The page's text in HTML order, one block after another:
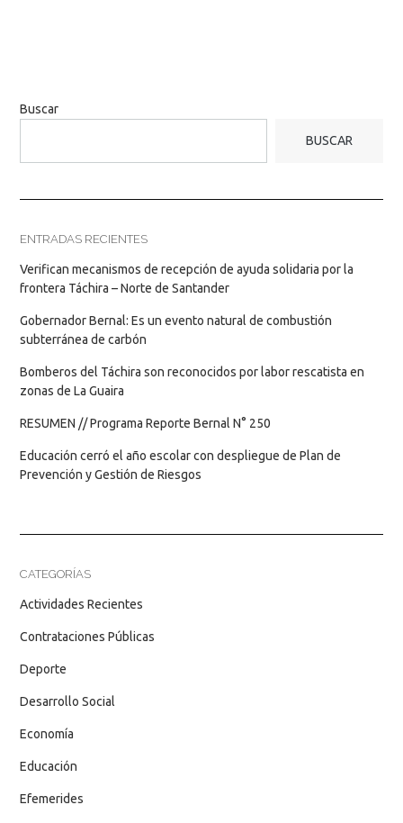
Buscar
BUSCAR
ENTRADAS RECIENTES
Verifican mecanismos de recepción de ayuda solidaria por la
frontera Táchira – Norte de Santander
Gobernador Bernal: Es un evento natural de combustión
subterránea de carbón
Bomberos del Táchira son reconocidos por labor rescatista en
zonas de La Guaira
RESUMEN // Programa Reporte Bernal N° 250
Educación cerró el año escolar con despliegue de Plan de
Prevención y Gestión de Riesgos
CATEGORÍAS
Actividades Recientes
Contrataciones Públicas
Deporte
Desarrollo Social
Economía
Educación
Efemerides